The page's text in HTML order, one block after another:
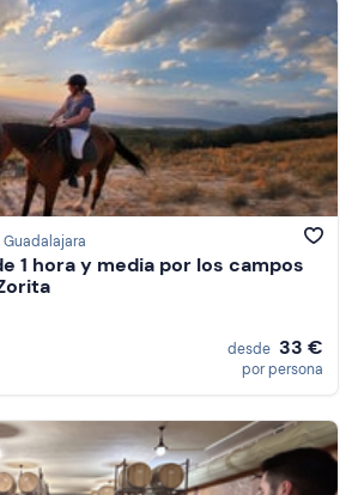
1 hora y media por los campos
desde 33 €
por persona